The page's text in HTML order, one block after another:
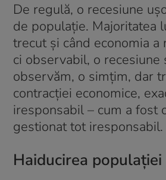
De regulă, o recesiune
de populație. Majoritatea
trecut și când economia
ci observabil, o recesiune
observăm, o simțim, dar
contracției economice,
iresponsabil – cum a fost
gestionat tot iresponsabil.
Haiducirea populației